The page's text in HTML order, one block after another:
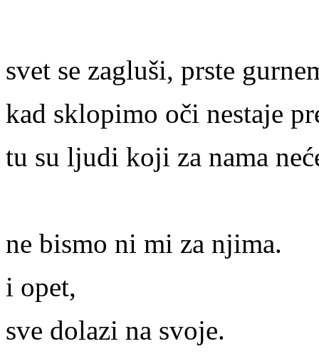
svet se zagluši, prste
kad sklopimo oči nestaje
tu su ljudi koji za nama
ne bismo ni mi za njima.
i opet,
sve dolazi na svoje.